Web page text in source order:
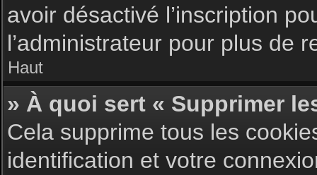
avoir désactivé l’inscription
l’administrateur pour plus de
Haut
» À quoi sert « Supprimer
Cela supprime tous les
identification et votre